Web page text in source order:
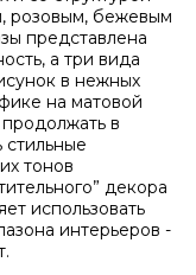
розовым, бежевым
представлена
а три вида
в нежных
на матовой
в
тонов
декора
использовать
интерьеров -